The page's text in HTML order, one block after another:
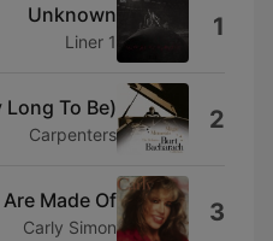
1
Unknown
Liner 1
2
(They Long To Be) Close To You
Carpenters
3
Made Of
Carly Simon